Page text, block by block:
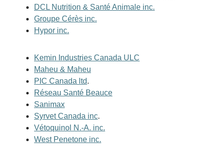
DCL Nutrition & Santé Animale inc.
Groupe Cérès inc.
Hypor inc.
Kemin Industries Canada ULC
Maheu & Maheu
PIC Canada ltd.
Réseau Santé Beauce
Sanimax
Syrvet Canada inc.
Vétoquinol N.-A. inc.
West Penetone inc.